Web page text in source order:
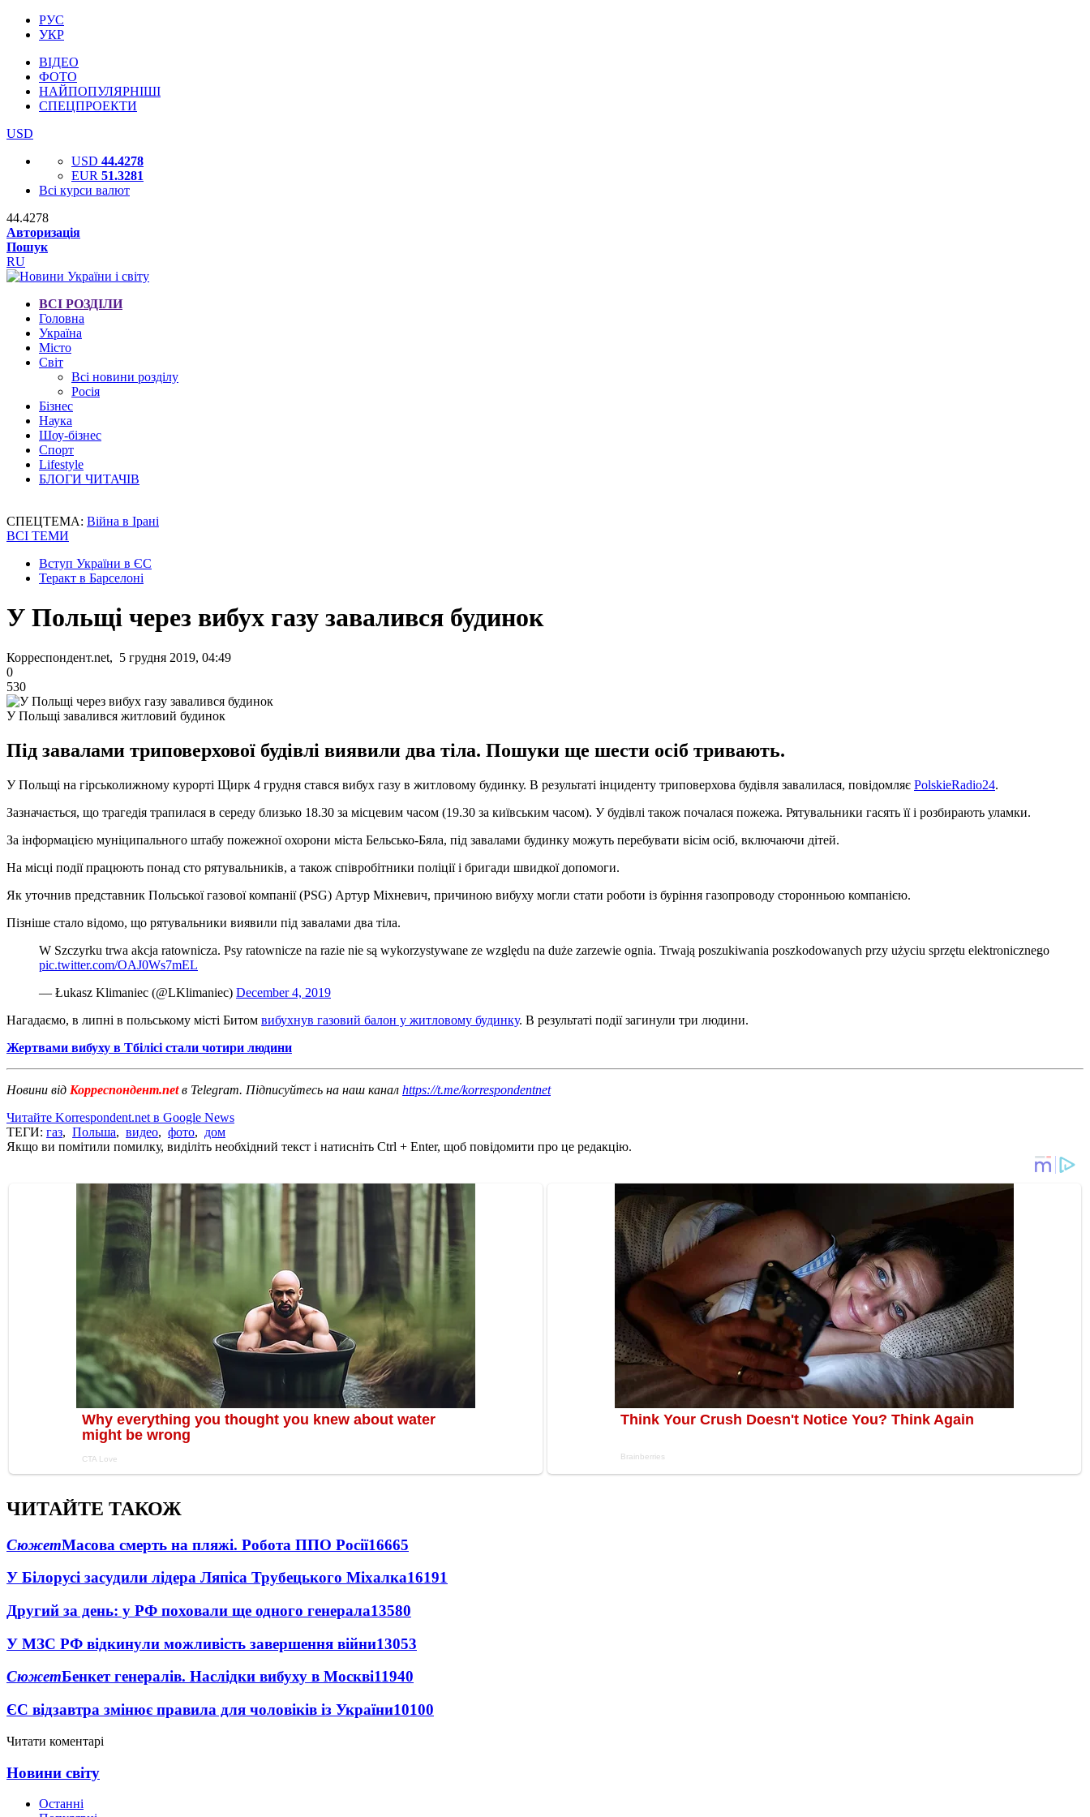
РУС
УКР
ВІДЕО
ФОТО
НАЙПОПУЛЯРНІШІ
СПЕЦПРОЕКТИ
USD
USD 44.4278
EUR 51.3281
Всі курси валют
44.4278
Авторизація
Пошук
RU
ВСІ РОЗДІЛИ
Головна
Україна
Місто
Світ
Всі новини розділу
Росія
Бізнес
Наука
Шоу-бізнес
Спорт
Lifestyle
БЛОГИ ЧИТАЧІВ
СПЕЦТЕМА: Війна в Ірані
ВСІ ТЕМИ
Вступ України в ЄС
Теракт в Барселоні
У Польщі через вибух газу завалився будинок
Корреспондент.net, 5 грудня 2019, 04:49
0
530
У Польщі завалився житловий будинок
Під завалами триповерхової будівлі виявили два тіла. Пошуки ще шести осіб тривають.
У Польщі на гірськолижному курорті Щирк 4 грудня стався вибух газу в житловому будинку. В результаті інциденту триповерхова будівля завалилася, повідомляє PolskieRadio24.
Зазначається, що трагедія трапилася в середу близько 18.30 за місцевим часом (19.30 за київським часом). У будівлі також почалася пожежа. Рятувальники гасять її і розбирають уламки.
За інформацією муніципального штабу пожежної охорони міста Бельсько-Бяла, під завалами будинку можуть перебувати вісім осіб, включаючи дітей.
На місці події працюють понад сто рятувальників, а також співробітники поліції і бригади швидкої допомоги.
Як уточнив представник Польської газової компанії (PSG) Артур Міхневич, причиною вибуху могли стати роботи із буріння газопроводу сторонньою компанією.
Пізніше стало відомо, що рятувальники виявили під завалами два тіла.
W Szczyrku trwa akcja ratownicza. Psy ratownicze na razie nie są wykorzystywane ze względu na duże zarzewie ognia. Trwają poszukiwania poszkodowanych przy użyciu sprzętu elektronicznego
pic.twitter.com/OAJ0Ws7mEL
— Łukasz Klimaniec (@LKlimaniec) December 4, 2019
Нагадаємо, в липні в польському місті Битом вибухнув газовий балон у житловому будинку. В результаті події загинули три людини.
Жертвами вибуху в Тбілісі стали чотири людини
Новини від Корреспондент.netв Telegram. Підписуйтесь на наш канал https://t.me/korrespondentnet
Читайте Korrespondent.net в Google News
ТЕГИ: газ, Польша, видео, фото, дом
Якщо ви помітили помилку, виділіть необхідний текст і натисніть Ctrl + Enter, щоб повідомити про це редакцію.
ЧИТАЙТЕ ТАКОЖ
СюжетМасова смерть на пляжі. Робота ППО Росії16665
У Білорусі засудили лідера Ляпіса Трубецького Міхалка16191
Другий за день: у РФ поховали ще одного генерала13580
У МЗС РФ відкинули можливість завершення війни13053
СюжетБенкет генералів. Наслідки вибуху в Москві11940
ЄС відзавтра змінює правила для чоловіків із України10100
Читати коментарі
Новини світу
Останні